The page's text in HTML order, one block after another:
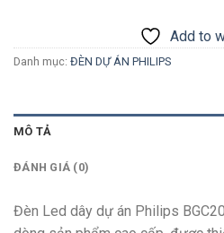
Add to
Danh mục: ĐÈN DỰ ÁN PHILIPS
MÔ TẢ
ĐÁNH GIÁ (0)
Đèn Led dây dự án Philips